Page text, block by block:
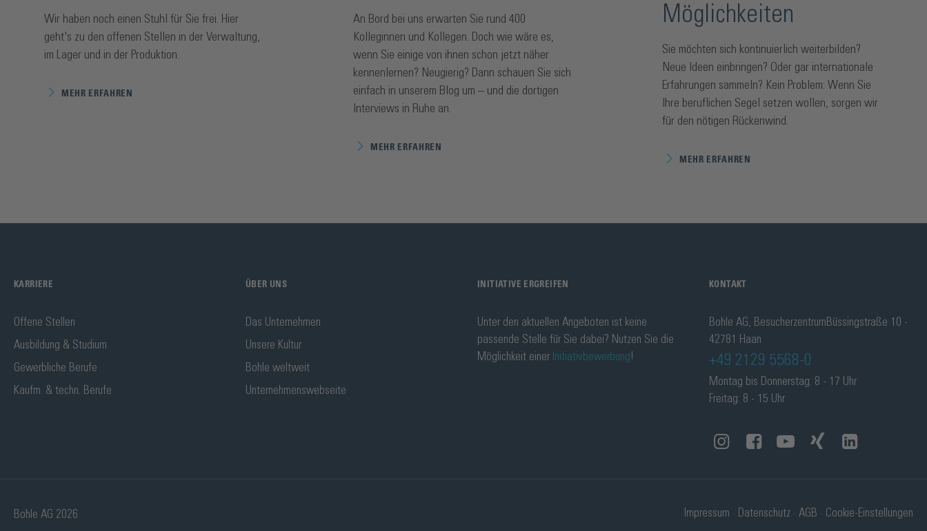
Wir haben noch einen Stuhl für Sie frei. Hier
geht's zu den offenen Stellen in der Verwaltung,
im Lager und in der Produktion.
MEHR ERFAHREN
An Bord bei uns erwarten Sie rund 400
Kolleginnen und Kollegen. Doch wie wäre es,
wenn Sie einige von ihnen schon jetzt näher
kennenlernen? Neugierig? Dann schauen Sie sich
einfach in unserem Blog um – und die dortigen
Interviews in Ruhe an.
MEHR ERFAHREN
Möglichkeiten
Sie möchten sich kontinuierlich weiterbilden?
Neue Ideen einbringen? Oder gar internationale
Erfahrungen sammeln? Kein Problem: Wenn Sie
Ihre beruflichen Segel setzen wollen, sorgen wir
für den nötigen Rückenwind.
MEHR ERFAHREN
KARRIERE
Offene Stellen
Ausbildung & Studium
Gewerbliche Berufe
Kaufm. & techn. Berufe
ÜBER UNS
Das Unternehmen
Unsere Kultur
Bohle weltweit
Unternehmenswebseite
INITIATIVE ERGREIFEN
Unter den aktuellen Angeboten ist keine
passende Stelle für Sie dabei? Nutzen Sie die
Möglichkeit einer Initiativbewerbung!
KONTAKT
Bohle AG, BesucherzentrumBüssingstraße 10 -
42781 Haan
+49 2129 5568-0
Montag bis Donnerstag: 8 - 17 Uhr
Freitag: 8 - 15 Uhr
Bohle AG 2026 Impressum Datenschutz AGB Cookie-Einstellungen